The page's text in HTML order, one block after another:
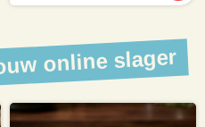
online slager